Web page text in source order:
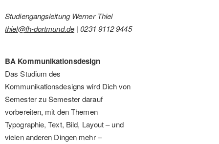
Studiengangsleitung Werner Thiel
thiel@fh-dortmund.de | 0231 9112 9445
BA Kommunikationsdesign
Das Studium des
Kommunikationsdesigns wird Dich von
Semester zu Semester darauf
vorbereiten, mit den Themen
Typographie, Text, Bild, Layout – und
vielen anderen Dingen mehr –